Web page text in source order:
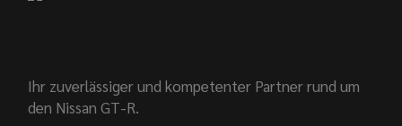
Ihr zuverlässiger und kompetenter Partner rund um
den Nissan GT-R.